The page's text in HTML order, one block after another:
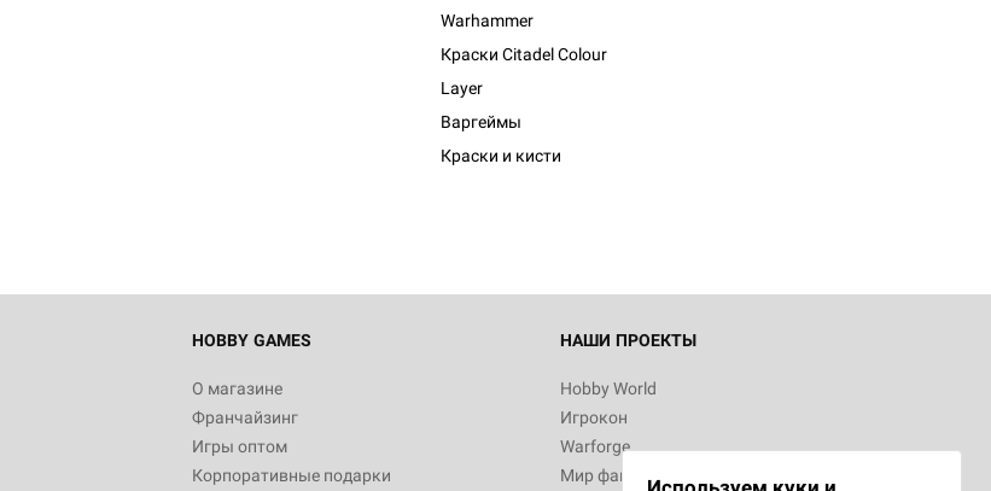
Warhammer
Краски Citadel Colour
Layer
Варгеймы
Краски и кисти
HOBBY GAMES
О магазине
Франчайзинг
Игры оптом
Корпоративные подарки
НАШИ ПРОЕКТЫ
Hobby World
Игрокон
Warforge
Мир фантастики